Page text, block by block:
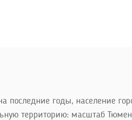
годы, население
территорию: масштаб